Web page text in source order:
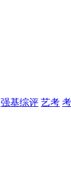
强基综评 艺考